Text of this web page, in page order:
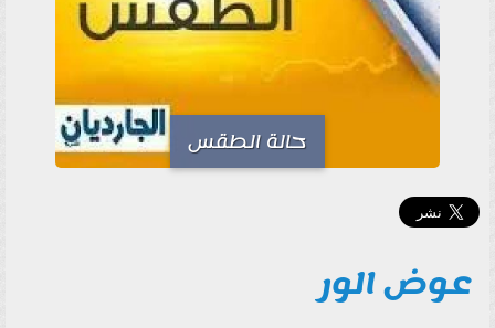
حالة الطقس
عوض الور